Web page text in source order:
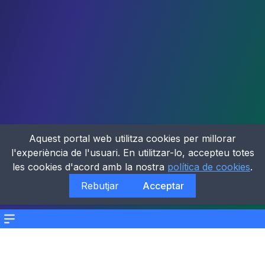
Menu
Aquest portal web utilitza cookies per millorar
l'experiència de l'usuari. En utilitzar-lo, accepteu totes
les cookies d'acord amb la nostra política de cookies.
Rebutjar
Acceptar